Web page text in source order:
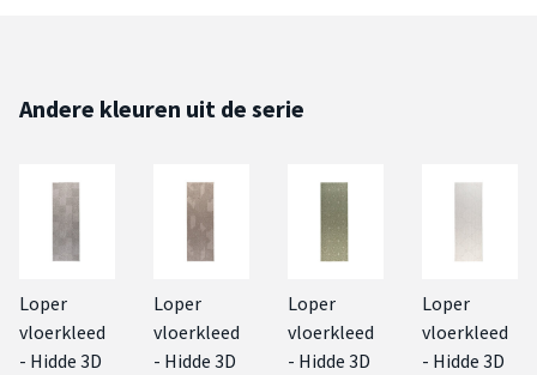
Andere kleuren uit de serie
Loper
vloerkleed
- Hidde 3D
Loper
vloerkleed
- Hidde 3D
Loper
vloerkleed
- Hidde 3D
Loper
vloerkleed
- Hidde 3D